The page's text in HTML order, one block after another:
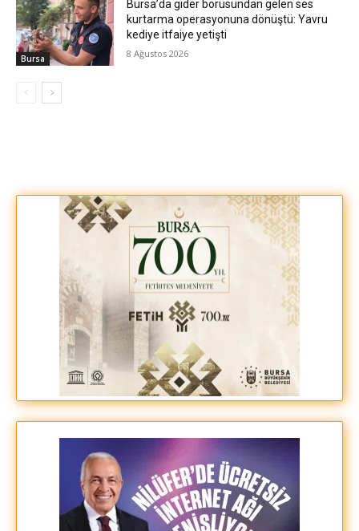
Bursa
Bursa’da gider borusundan gelen ses
kurtarma operasyonuna dönüştü: Yavru
kediye itfaiye yetişti
8 Ağustos 2026